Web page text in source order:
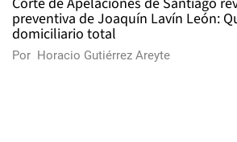
preventiva de Joaquín Lavín León:
domiciliario total
Por Horacio Gutiérrez Areyte